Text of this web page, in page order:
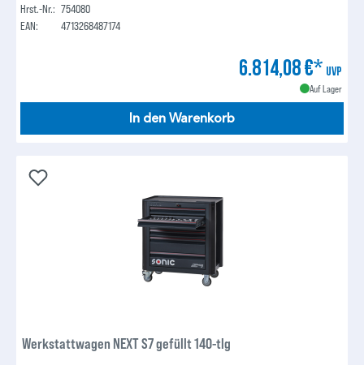
Hrst.-Nr.: 754080
EAN:
4713268487174
6.814,08 €* UVP
Auf Lager
In den Warenkorb
Werkstattwagen NEXT S7 gefüllt 140-tlg